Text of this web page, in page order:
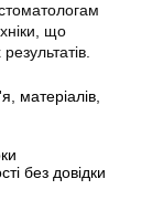
що
матеріалів
без довідки